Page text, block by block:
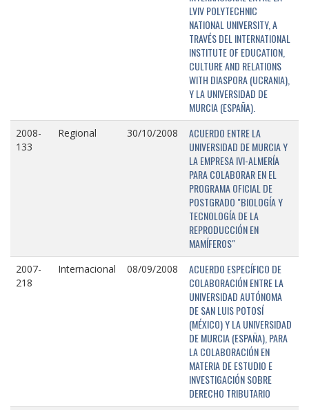
LVIV POLYTECHNIC
NATIONAL UNIVERSITY, A
TRAVÉS DEL INTERNATIONAL
INSTITUTE OF EDUCATION,
CULTURE AND RELATIONS
WITH DIASPORA (UCRANIA),
Y LA UNIVERSIDAD DE
MURCIA (ESPAÑA).
2008-
133
Regional 30/10/2008
ACUERDO ENTRE LA
UNIVERSIDAD DE MURCIA Y
LA EMPRESA IVI-ALMERÍA
PARA COLABORAR EN EL
PROGRAMA OFICIAL DE
POSTGRADO "BIOLOGÍA Y
TECNOLOGÍA DE LA
REPRODUCCIÓN EN
MAMÍFEROS"
2007-
218
Internacional 08/09/2008
ACUERDO ESPECÍFICO DE
COLABORACIÓN ENTRE LA
UNIVERSIDAD AUTÓNOMA
DE SAN LUIS POTOSÍ
(MÉXICO) Y LA UNIVERSIDAD
DE MURCIA (ESPAÑA), PARA
LA COLABORACIÓN EN
MATERIA DE ESTUDIO E
INVESTIGACIÓN SOBRE
DERECHO TRIBUTARIO